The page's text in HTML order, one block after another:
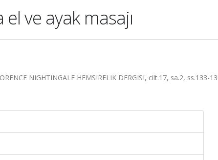
ve ayak masajı
NIGHTINGALE HEMSIRELIK DERGISI, cilt.17, sa.2, ss.133-